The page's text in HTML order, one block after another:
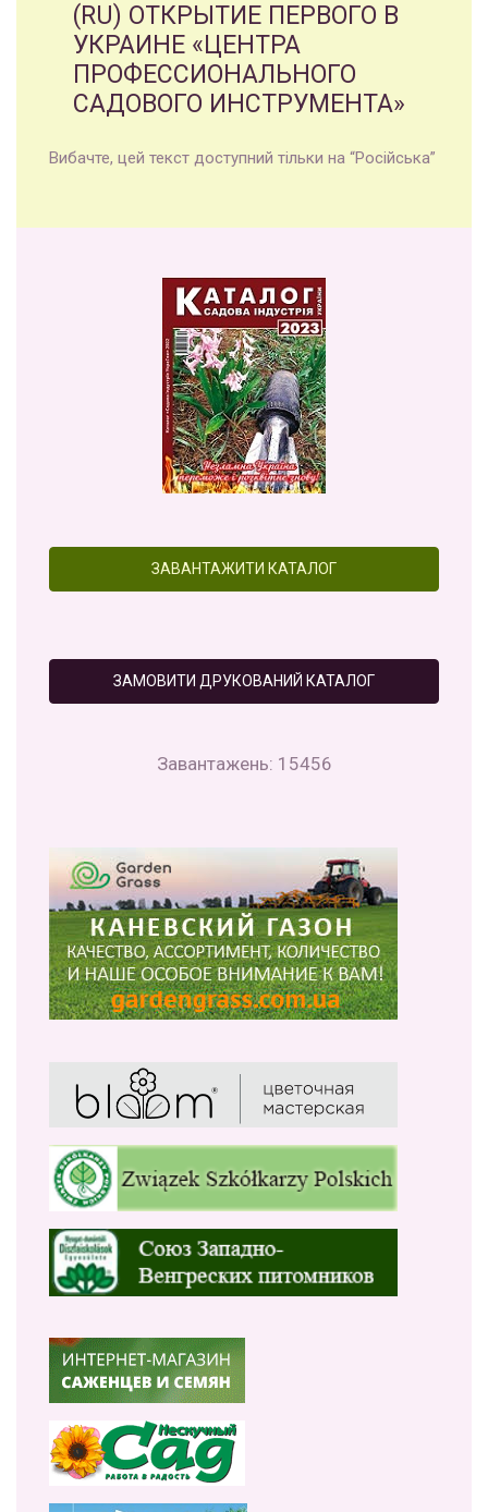
(RU) ОТКРЫТИЕ ПЕРВОГО В
УКРАИНЕ «ЦЕНТРА
ПРОФЕССИОНАЛЬНОГО
САДОВОГО ИНСТРУМЕНТА»
Вибачте, цей текст доступний тільки на “Російська”
ЗАВАНТАЖИТИ КАТАЛОГ
ЗАМОВИТИ ДРУКОВАНИЙ КАТАЛОГ
Завантажень: 15456